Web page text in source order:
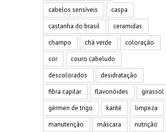
cabelos sensíveis
caspa
castanha do brasil
ceramidas
champo
chá verde
coloração
cor
couro cabeludo
descolorados
desidratação
fibra capilar
flavonóides
girassol
gérmen de trigo
karité
limpeza
manutenção
máscara
nutrição